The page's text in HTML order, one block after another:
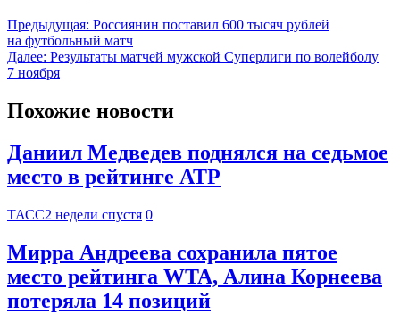
Предыдущая: Россиянин поставил 600 тысяч рублей
на футбольный матч
Далее: Результаты матчей мужской Суперлиги по волейболу
7 ноября
Похожие новости
Даниил Медведев поднялся на седьмое
место в рейтинге ATP
ТАСС2 недели спустя 0
Мирра Андреева сохранила пятое
место рейтинга WTA, Алина Корнеева
потеряла 14 позиций